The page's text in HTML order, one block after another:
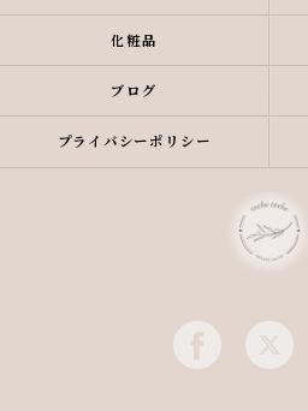
化粧品
ブログ
プライバシーポリシー